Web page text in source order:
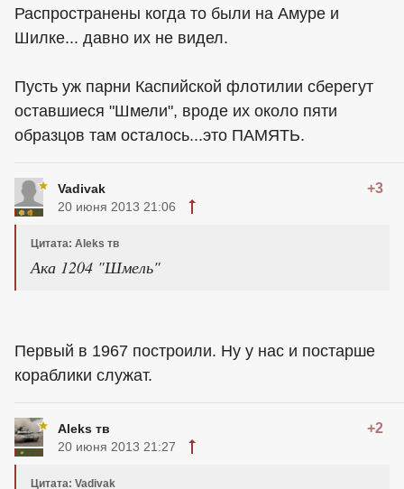
Распространены когда то были на Амуре и
Шилке... давно их не видел.
Пусть уж парни Каспийской флотилии сберегут
оставшиеся "Шмели", вроде их около пяти
образцов там осталось...это ПАМЯТЬ.
Vadivak +3
20 июня 2013 21:06
Цитата: Aleks тв
Ака 1204 "Шмель"
Первый в 1967 построили. Ну у нас и постарше
кораблики служат.
Aleks тв +2
20 июня 2013 21:27
Цитата: Vadivak